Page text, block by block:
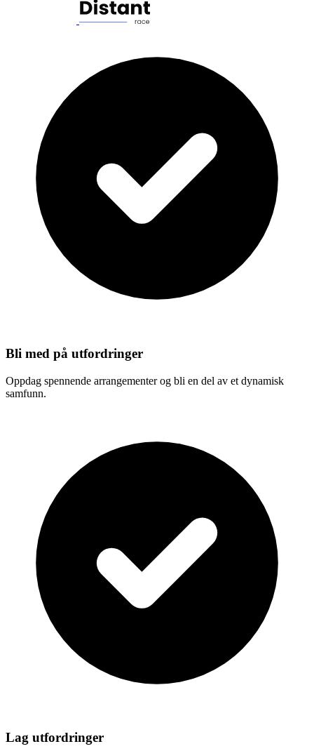
Bli med på utfordringer
Oppdag spennende arrangementer og bli en del av et dynamisk
samfunn.
Lag utfordringer